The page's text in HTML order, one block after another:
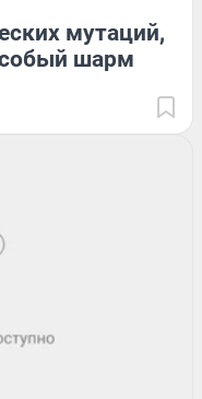
мутаций,
шарм